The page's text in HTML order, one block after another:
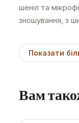
шеніл та
зношування, з
Показати
Вам